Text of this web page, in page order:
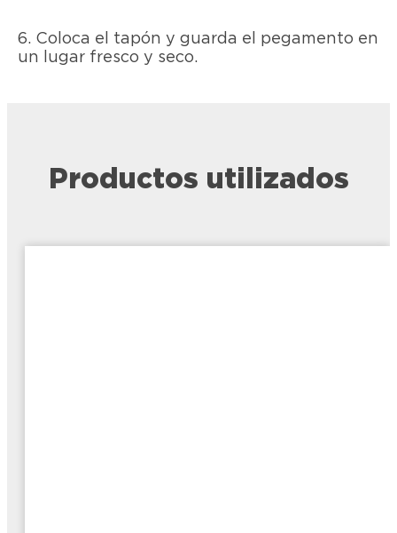
6. Coloca el tapón y guarda el pegamento en
un lugar fresco y seco.
Productos utilizados